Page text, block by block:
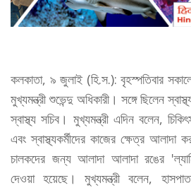
কলকাতা, ৯ জুলাই (হি.স.): বৃহস্পতিবার
মুখ্যমন্ত্রী শুভেন্দু অধিকারী। সঙ্গে ছিলেন
স্বাস্থ্য সচিব। মুখ্যমন্ত্রী এদিন বলেন,
এবং স্বাস্থ্যকর্মীদের কাজের ক্ষেত্র আলাদা
চালকদের জন্য আলাদা আলাদা রঙের
দেওয়া হয়েছে। মুখ্যমন্ত্রী বলেন,